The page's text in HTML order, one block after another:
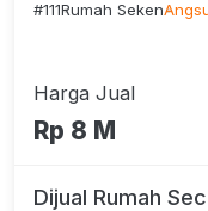
#111Rumah Seken
Harga Jual
Rp 8 M
Dijual Rumah